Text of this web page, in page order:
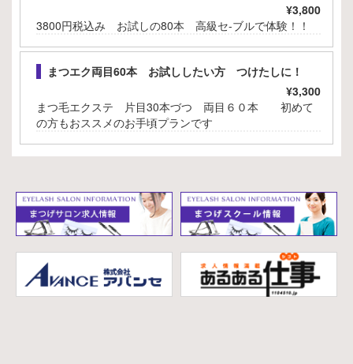
¥3,800
3800円税込み お試しの80本 高級セ-ブルで体験！！
まつエク両目60本 お試ししたい方 つけたしに！
¥3,300
まつ毛エクステ 片目30本づつ 両目６０本 初めて
の方もおススメのお手頃プランです